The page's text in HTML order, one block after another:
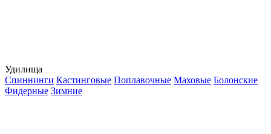
Удилища
Спиннинги Кастинговые Поплавочные Маховые Болонские
Фидерные Зимние